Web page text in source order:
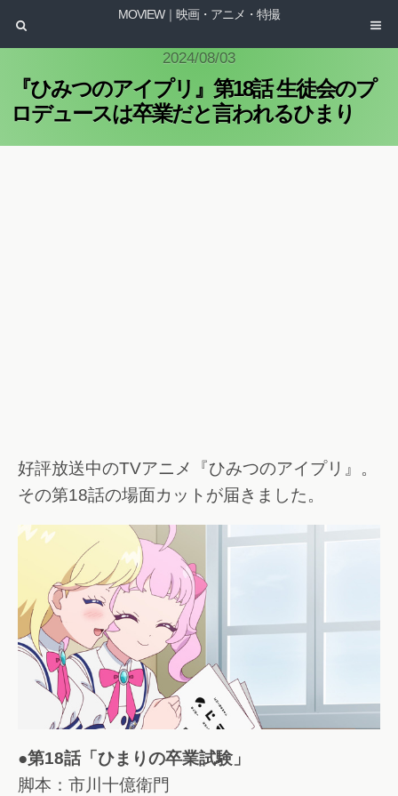
MOVIEW｜映画・アニメ・特撮
2024/08/03
『ひみつのアイプリ』第18話 生徒会のプ
ロデュースは卒業だと言われるひまり
好評放送中のTVアニメ『ひみつのアイプリ』。
その第18話の場面カットが届きました。
●第18話「ひまりの卒業試験」
脚本：市川十億衛門